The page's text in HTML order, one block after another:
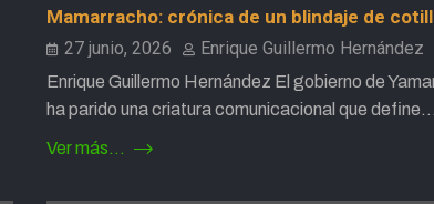
Mamarracho: crónica de un blindaje de
27 junio, 2026 Enrique Guillermo Hernández
Enrique Guillermo Hernández El gobierno de
ha parido una criatura comunicacional que define…
Ver más...